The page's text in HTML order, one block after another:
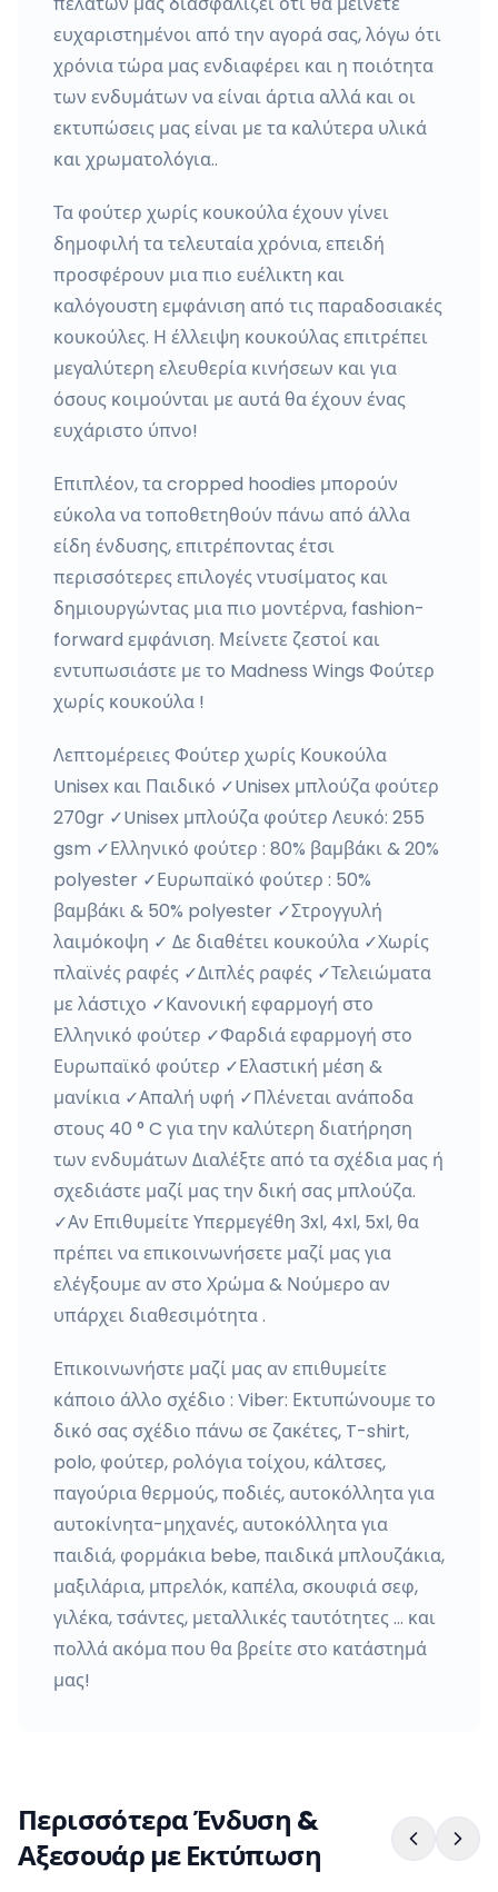
ευχαριστημένοι από την αγορά σας, λόγω ότι
χρόνια τώρα μας ενδιαφέρει και η ποιότητα
των ενδυμάτων να είναι άρτια αλλά και οι
εκτυπώσεις μας είναι με τα καλύτερα υλικά
και χρωματολόγια..
Τα φούτερ χωρίς κουκούλα έχουν γίνει
δημοφιλή τα τελευταία χρόνια, επειδή
προσφέρουν μια πιο ευέλικτη και
καλόγουστη εμφάνιση από τις παραδοσιακές
κουκούλες. Η έλλειψη κουκούλας επιτρέπει
μεγαλύτερη ελευθερία κινήσεων και για
όσους κοιμούνται με αυτά θα έχουν ένας
ευχάριστο ύπνο!
Επιπλέον, τα cropped hoodies μπορούν
εύκολα να τοποθετηθούν πάνω από άλλα
είδη ένδυσης, επιτρέποντας έτσι
περισσότερες επιλογές ντυσίματος και
δημιουργώντας μια πιο μοντέρνα, fashion-
forward εμφάνιση. Μείνετε ζεστοί και
εντυπωσιάστε με τo Madness Wings Φούτερ
χωρίς κουκούλα !
Λεπτομέρειες Φούτερ χωρίς Κουκούλα
Unisex και Παιδικό ✓Unisex μπλούζα φούτερ
270gr ✓Unisex μπλούζα φούτερ Λευκό: 255
gsm ✓Ελληνικό φούτερ : 80% βαμβάκι & 20%
polyester ✓Ευρωπαϊκό φούτερ : 50%
βαμβάκι & 50% polyester ✓Στρογγυλή
λαιμόκοψη ✓ Δε διαθέτει κουκούλα ✓Χωρίς
πλαϊνές ραφές ✓Διπλές ραφές ✓Τελειώματα
με λάστιχο ✓Κανονική εφαρμογή στο
Ελληνικό φούτερ ✓Φαρδιά εφαρμογή στο
Ευρωπαϊκό φούτερ ✓Ελαστική μέση &
μανίκια ✓Απαλή υφή ✓Πλένεται ανάποδα
στους 40 ° C για την καλύτερη διατήρηση
των ενδυμάτων Διαλέξτε από τα σχέδια μας ή
σχεδιάστε μαζί μας την δική σας μπλούζα.
✓Αν Επιθυμείτε Υπερμεγέθη 3xl, 4xl, 5xl, θα
πρέπει να επικοινωνήσετε μαζί μας για
ελέγξουμε αν στο Χρώμα & Νούμερο αν
υπάρχει διαθεσιμότητα .
Επικοινωνήστε μαζί μας αν επιθυμείτε
κάποιο άλλο σχέδιο : Viber: Εκτυπώνουμε το
δικό σας σχέδιο πάνω σε ζακέτες, T-shirt,
polo, φούτερ, ρολόγια τοίχου, κάλτσες,
παγούρια θερμούς, ποδιές, αυτοκόλλητα για
αυτοκίνητα-μηχανές, αυτοκόλλητα για
παιδιά, φορμάκια bebe, παιδικά μπλουζάκια,
μαξιλάρια, μπρελόκ, καπέλα, σκουφιά σεφ,
γιλέκα, τσάντες, μεταλλικές ταυτότητες … και
πολλά ακόμα που θα βρείτε στο κατάστημά
μας!
Περισσότερα Ένδυση &
Αξεσουάρ με Εκτύπωση